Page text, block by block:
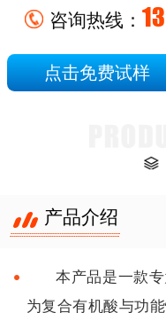
咨询热线：
点击免费试样
产品介绍
本产品是一款
为复合有机酸与功